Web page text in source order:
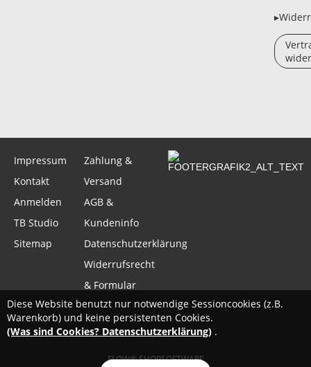
Diese Website benutzt nur notwendige Sessioncookies (z.B.
Warenkorb) und keine persistenten Cookies.
(Was sind Cookies? Datenschutzerklärung) .
Impressum
Kontakt
Anmelden
TB Studio
Sitemap
Zahlung &
Versand
AGB &
Kundeninfo
Datenschutzerklärung
Widerrufsrecht
& Formular
FLOW® SHOPSOFTWARE